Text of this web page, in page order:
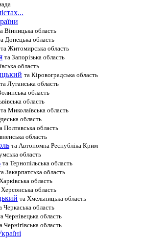
Вінницька область
Донецька область
та Житомирська область
та Запорізька область
область
та Кіровоградська область
та Луганська область
область
область
та Миколаївська область
область
Полтавська область
область
та Автономна Республіка Крим
область
та Тернопільська область
Закарпатська область
область
Херсонська область
та Хмельницька область
Черкаська область
Чернівецька область
Чернігівська область